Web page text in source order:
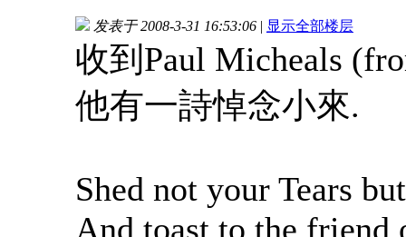
发表于 2008-3-31 16:53:06 | 显示全部楼层
收到Paul Micheals
他有一詩悼念小來.
Shed not your Tears
And toast to the friend